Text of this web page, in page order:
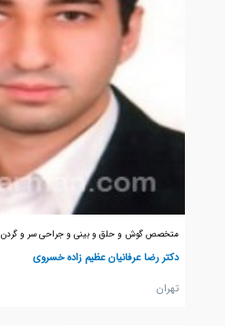
متخصص گوش و حلق و بینی و جراحی سر و گردن
دکتر رضا عرفانیان عظیم زاده خسروی
تهران